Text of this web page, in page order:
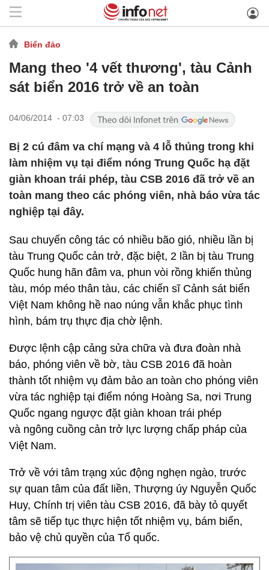
Biển đảo
Mang theo '4 vết thương', tàu Cảnh
sát biển 2016 trở về an toàn
04/06/2014 - 07:03
Bị 2 cú đâm va chí mạng và 4 lỗ thủng trong khi
làm nhiệm vụ tại điểm nóng Trung Quốc hạ đặt
giàn khoan trái phép, tàu CSB 2016 đã trở về an
toàn mang theo các phóng viên, nhà báo vừa tác
nghiệp tại đây.
Sau chuyến công tác có nhiều bão gió, nhiều lần bị
tàu Trung Quốc cản trở, đặc biệt, 2 lần bị tàu Trung
Quốc hung hãn đâm va, phun vòi rồng khiến thủng
tàu, móp méo thân tàu, các chiến sĩ Cảnh sát biển
Việt Nam không hề nao núng vẫn khắc phục tình
hình, bám trụ thực địa chờ lệnh.
Được lệnh cập cảng sửa chữa và đưa đoàn nhà
báo, phóng viên về bờ, tàu CSB 2016 đã hoàn
thành tốt nhiệm vụ đảm bảo an toàn cho phóng viên
vừa tác nghiệp tại điểm nóng Hoàng Sa, nơi Trung
Quốc ngang ngược đặt giàn khoan trái phép
và ngông cuồng cản trở lực lượng chấp pháp của
Việt Nam.
Trở về với tâm trạng xúc động nghẹn ngào, trước
sự quan tâm của đất liền, Thượng úy Nguyễn Quốc
Huy, Chính trị viên tàu CSB 2016, đã bày tỏ quyết
tâm sẽ tiếp tục thực hiện tốt nhiệm vụ, bám biển,
bảo vệ chủ quyền của Tổ quốc.